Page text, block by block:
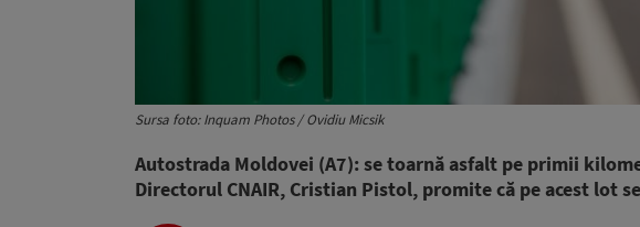
Sursa foto: Inquam Photos / Ovidiu Micsik
Autostrada Moldovei (A7): se toarnă asfalt pe primii
Directorul CNAIR, Cristian Pistol, promite că pe acest lot